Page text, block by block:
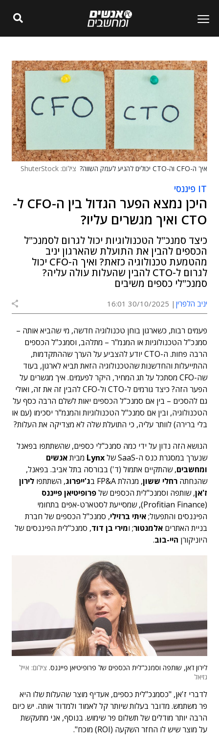
איך ה-CFO וה-CTO יכולים להגיע לעמק השווה? צילום: ShuterStock
IT פיננסי
היכן נמצא הפער הגדול בין ה-CFO ל-
CTO ואיך מגשרים עליו?
כיצד סמנכ"ל הטכנולוגיות יכול לגרום לסמנכ"ל
הכספים להבין את התועלת שהארגון יניב
מהטמעת טכנולוגיה כזאת? ואיך ה-CFO יכול
לגרום ל-CTO להבין שהעלות עולה עליה?
סמנכ"לי כספים משיבים
יניב הלפרין 30/10/2025 16:01
פעמים רבות, כשארגון בוחן טכנולוגיה חדשה, מי שהביא אותה –
סמנכ"ל הטכנולוגיות או המנמ"ר – מתלהב, וסמנכ"ל הכספים
הרבה פחות. ה-CTO יודע להצביע על הערך שההתקדמות,
ההתייעלות והחדשנות שהטכנולוגיה הזאת תביא לארגון, בעוד
שה-CFO מסתכל על תג המחיר, היקר לפעמים. איך מגשרים על
הפער הזה? כיצד גורמים ל-CTO ול-CFO להבין זה את זה, ואולי
גם להסכים – בין אם סמנכ"ל הכספים יאות לשלם הרבה כסף על
הטכנולוגיה, ובין אם סמנכ"ל הטכנולוגיות והמנמ"ר יסכימו (עם או
בלי ברירה) לוותר עליה, כי התועלת שלה לא מצדיקה את העלות?
הנושא הזה נדון על ידי כמה סמנכ"לי כספים, שהשתתפו בפאנל
שנערך במסגרת כנס ה-SaaS של
Lynx מביתאנשים
ומחשבים, שהתקיים אתמול (ד') בבורסה בתל אביב. בפאנל,
שהנחתה רחלי ששון, מנהלת FP&A ב ג'ייפרוג, השתתפו לירון
ז'אן, שותפה וסמנכ"לית הכספים שלפרופיטיאן פייננס
(Profitian Finance), שמסייעת לסטארט-אפים בתחומי
הפיננסים והתפעול;איתי ברזילי, סמנכ"ל הכספים של חברת
בניית האתרים אלמנטור; ומירי בן דוד, סמנכ"לית הפיננסים של
היוניקורן היי-בוב.
לירון ז'אן, שותפה וסמנכ"לית הכספים של פרופיטיאן פייננס. צילום: אייל
גזיאל
לדברי ז'אן, "כסמנכ"לית כספים, אעדיף מוצר שהעלות שלו היא
פר משתמש. מדובר בעלות שיותר קל לאמוד ולמדוד אותה. יש כיום
הרבה יותר מודלים של תשלום פר שימוש. בנוסף, אני מתעקשת
על מוצר שיש לו החזר השקעה (ROI) מוכח".